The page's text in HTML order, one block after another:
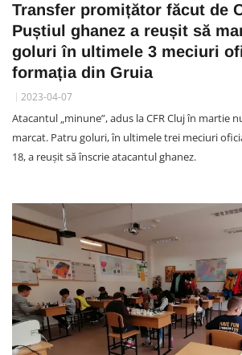
Transfer promițător făcut de
Puștiul ghanez a reușit să
goluri în ultimele 3 meciuri
formația din Gruia
2023-04-07
Atacantul „minune”, adus la CFR Cluj în martie
marcat. Patru goluri, în ultimele trei meciuri
18, a reușit să înscrie atacantul ghanez.